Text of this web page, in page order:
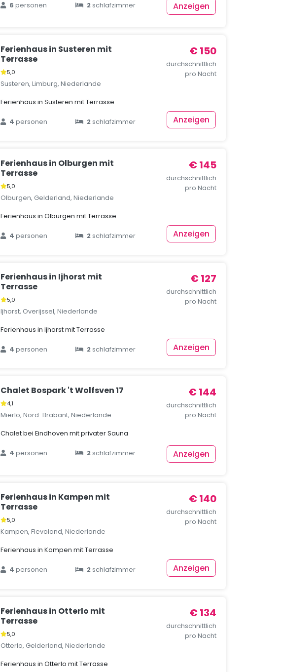
6personen 2schlafzimmer Anzeigen
Ferienhaus in Susteren mit
Terrasse
5,0
Susteren, Limburg, Niederlande
Ferienhaus in Susteren mit Terrasse
4personen 2schlafzimmer
€ 150
durchschnittlich
pro Nacht
Anzeigen
Ferienhaus in Olburgen mit
Terrasse
5,0
Olburgen, Gelderland, Niederlande
Ferienhaus in Olburgen mit Terrasse
4personen 2schlafzimmer
€ 145
durchschnittlich
pro Nacht
Anzeigen
Ferienhaus in Ijhorst mit
Terrasse
5,0
Ijhorst, Overijssel, Niederlande
Ferienhaus in Ijhorst mit Terrasse
4personen 2schlafzimmer
€ 127
durchschnittlich
pro Nacht
Anzeigen
Chalet Bospark 't Wolfsven 17
4,1
Mierlo, Nord-Brabant, Niederlande
Chalet bei Eindhoven mit privater Sauna
4personen 2schlafzimmer
€ 144
durchschnittlich
pro Nacht
Anzeigen
Ferienhaus in Kampen mit
Terrasse
5,0
Kampen, Flevoland, Niederlande
Ferienhaus in Kampen mit Terrasse
4personen 2schlafzimmer
€ 140
durchschnittlich
pro Nacht
Anzeigen
Ferienhaus in Otterlo mit
Terrasse
5,0
Otterlo, Gelderland, Niederlande
Ferienhaus in Otterlo mit Terrasse
€ 134
durchschnittlich
pro Nacht